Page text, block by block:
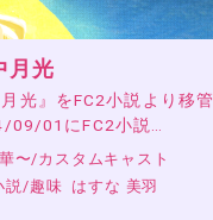
月光
光』をFC2小説より移管
01にFC2小説…
〜/カスタムキャスト
説/趣味 はすな 美羽